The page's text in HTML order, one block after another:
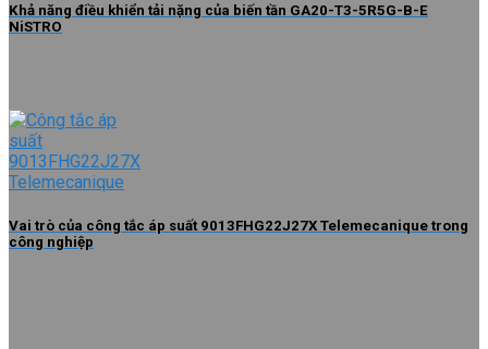
Khả năng điều khiển tải nặng của biến tần GA20-T3-5R5G-B-E
NiSTRO
Vai trò của công tắc áp suất 9013FHG22J27X Telemecanique trong
công nghiệp